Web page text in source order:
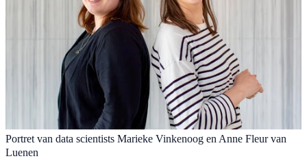
Portret van data scientists Marieke Vinkenoog en Anne Fleur van
Luenen